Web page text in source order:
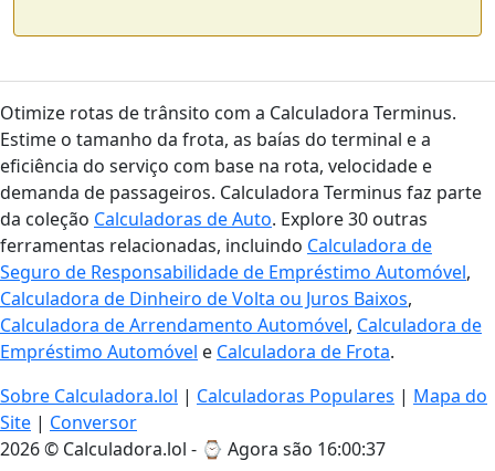
Otimize rotas de trânsito com a Calculadora Terminus.
Estime o tamanho da frota, as baías do terminal e a
eficiência do serviço com base na rota, velocidade e
demanda de passageiros. Calculadora Terminus faz parte
da coleção Calculadoras de Auto. Explore 30 outras
ferramentas relacionadas, incluindo Calculadora de
Seguro de Responsabilidade de Empréstimo Automóvel,
Calculadora de Dinheiro de Volta ou Juros Baixos,
Calculadora de Arrendamento Automóvel, Calculadora de
Empréstimo Automóvel e Calculadora de Frota.
Sobre Calculadora.lol | Calculadoras Populares | Mapa do
Site | Conversor
2026 © Calculadora.lol - ⌚ Agora são 16:00:38